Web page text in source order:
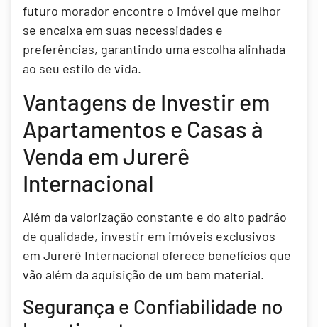
futuro morador encontre o imóvel que melhor
se encaixa em suas necessidades e
preferências, garantindo uma escolha alinhada
ao seu estilo de vida.
Vantagens de Investir em
Apartamentos e Casas à
Venda em Jurerê
Internacional
Além da valorização constante e do alto padrão
de qualidade, investir em imóveis exclusivos
em Jurerê Internacional oferece benefícios que
vão além da aquisição de um bem material.
Segurança e Confiabilidade no